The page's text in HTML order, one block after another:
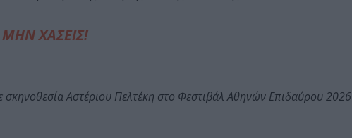
ΜΗΝ ΧΑΣΕΙΣ!
σκηνοθεσία Αστέριου Πελτέκη στο Φεστιβάλ Αθηνών Επιδαύρου 2026